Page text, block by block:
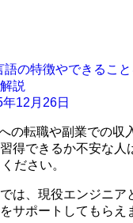
語の特徴やできるこ
説
12月26日
の転職や副業での収
得できるか不安な人
ださい。
は、現役エンジニア
サポートしてもらえ